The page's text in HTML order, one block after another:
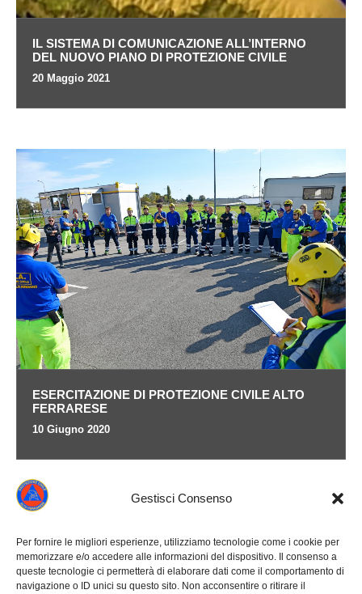
Gestisci Consenso
Per fornire le migliori esperienze, utilizziamo tecnologie come i cookie per
memorizzare e/o accedere alle informazioni del dispositivo. Il consenso a
queste tecnologie ci permetterà di elaborare dati come il comportamento di
navigazione o ID unici su questo sito. Non acconsentire o ritirare il
IL SISTEMA DI COMUNICAZIONE ALL’INTERNO
DEL NUOVO PIANO DI PROTEZIONE CIVILE
20 Maggio 2021
ESERCITAZIONE DI PROTEZIONE CIVILE ALTO
FERRARESE
10 Giugno 2020